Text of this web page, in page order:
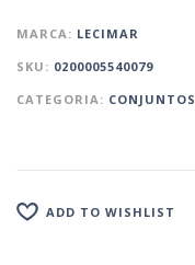
MARCA: LECIMAR
SKU: 0200005540079
CATEGORIA: CONJUNTOS
ADD TO WISHLIST